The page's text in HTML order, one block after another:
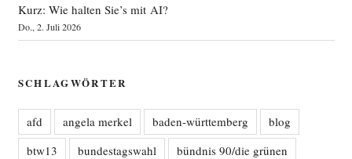
Kurz: Wie halten Sie’s mit AI?
Do., 2. Juli 2026
SCHLAGWÖRTER
afd angela merkel baden-württemberg
blog
btw13
bundestagswahl
bündnis 90/die grünen